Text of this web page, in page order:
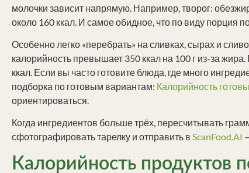
молочки зависит напрямую. Например, творог:
около 160 ккал. И самое обидное, что по виду порция
Особенно легко «перебрать» на сливках, сырах и
калорийность превышает 350 ккал на 100 г из-за
ккал. Если вы часто готовите блюда, где много
подборка по готовым вариантам: Калорийность
ориентироваться.
Когда ингредиентов больше трёх, пересчитывать
сфотографировать тарелку и отправить в ScanFood.AI
Калорийность продуктов